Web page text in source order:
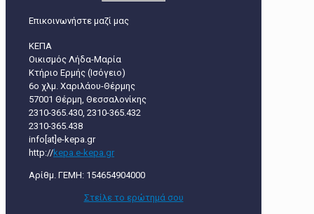
Επικοινωνήστε μαζί μας
ΚΕΠΑ
Οικισμός Λήδα-Μαρία
Κτήριο Ερμής (Ισόγειο)
6ο χλμ. Χαριλάου-Θέρμης
57001 Θέρμη, Θεσσαλονίκης
2310-365.430, 2310-365.432
2310-365.438
info[at]e-kepa.gr
http://kepa.e-kepa.gr
Αρίθμ. ΓΕΜΗ: 154654904000
Στείλε τo ερώτημά σου